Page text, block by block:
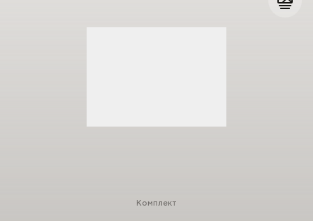
Комплект